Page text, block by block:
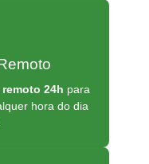
24h para
hora do dia